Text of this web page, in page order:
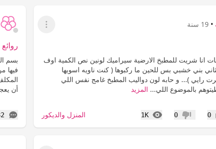
• 19 سنة
عرض القائمة
انا شريت للمطبخ الارضية سيراميك لونين نص الكمية اوف
بني خشبي بس للحين ما ركبوها ( كنت ناويه اسويها
رايي )... و حابه لون دواليب المطبخ غامج نفس اللي
بالموضوع اللي... المزيد
0 عدم إعجاب
0
1K
المشاهدات المنزل والديكور
بسم
فيها
أن